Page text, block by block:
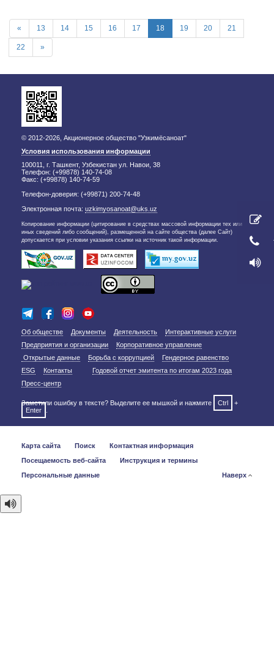
« 13 14 15 16 17 18 19 20 21
22 »
© 2012-2026, Акционерное общество "Узкимёсаноат"
Условия использования информации
100011, г. Ташкент, Узбекистан ул. Навои, 38
Телефон: (+99878) 140-74-08
Факс: (+99878) 140-74-59
Телефон-доверия: (+99871) 200-74-48
Электронная почта: uzkimyosanoat@uks.uz
Копирование информации (цитирование в средствах массовой информации тех или
иных сведений либо сообщений), размещенной на сайте общества (далее Сайт)
допускается при условии указания ссылки на источник такой информации.
Об обществе Документы Деятельность
Интерактивные услуги
Предприятия и организации
Корпоративное управление
Открытые данные
Борьба с коррупцией
Гендерное равенство
ESG
Контакты
Годовой отчет эмитента по итогам 2023 года
Пресс-центр
Заметили ошибку в тексте? Выделите ее мышкой и нажмите Ctrl
+
Enter
Карта сайта Поиск
Контактная информация
Посещаемость веб-сайта
Инструкция и термины
Персональные данные
Наверх